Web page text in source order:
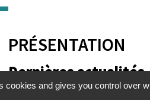
PRÉSENTATION
Dernières actualités
cookies and gives you control over